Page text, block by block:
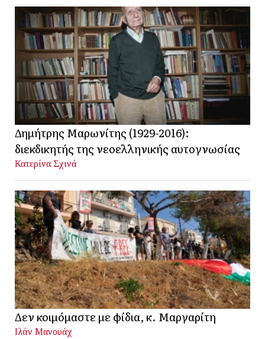
Δημήτρης Μαρωνίτης (1929-2016):
διεκδικητής της νεοελληνικής αυτογνωσίας
Κατερίνα Σχινά
Δεν κοιμόμαστε με φίδια, κ. Μαργαρίτη
Ιλάν Μανουάχ